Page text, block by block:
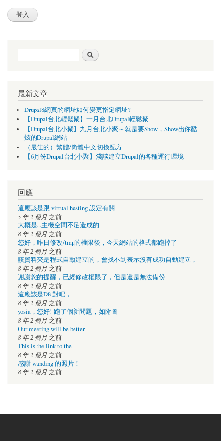
搜尋表單
最新文章
Drupal8網頁的網址如何變更指定網址?
【Drupal台北輕鬆聚】一月台北Drupal輕鬆聚
【Drupal台北小聚】九月台北小聚～就是要Show，Show出你酷
炫的Drupal網站
（最佳的）繁體/簡體中文切換配方
【6月份Drupal台北小聚】淺談建立Drupal的各種運行環境
回應
這應該是跟 virtual hosting 設定有關
5 年 2 個月 之前
大概是...主機空間不足造成的
8 年 2 個月 之前
您好，昨日修改/tmp的權限後，今天網站的格式都跑掉了
8 年 2 個月 之前
該資料夾是程式自動建立的，會找不到表示沒有成功自動建立，
8 年 2 個月 之前
謝謝您的提醒，已經修改權限了，但是還是無法備份
8 年 2 個月 之前
這應該是D8 對吧，
8 年 2 個月 之前
yosia，您好! 跑了個新問題，如附圖
8 年 2 個月 之前
Our meeting will be better
8 年 2 個月 之前
This is the link to the
8 年 2 個月 之前
感謝 wanding 的照片！
8 年 2 個月 之前